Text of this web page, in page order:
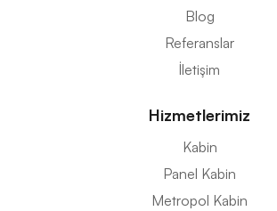
Blog
Referanslar
İletişim
Hizmetlerimiz
Kabin
Panel Kabin
Metropol Kabin